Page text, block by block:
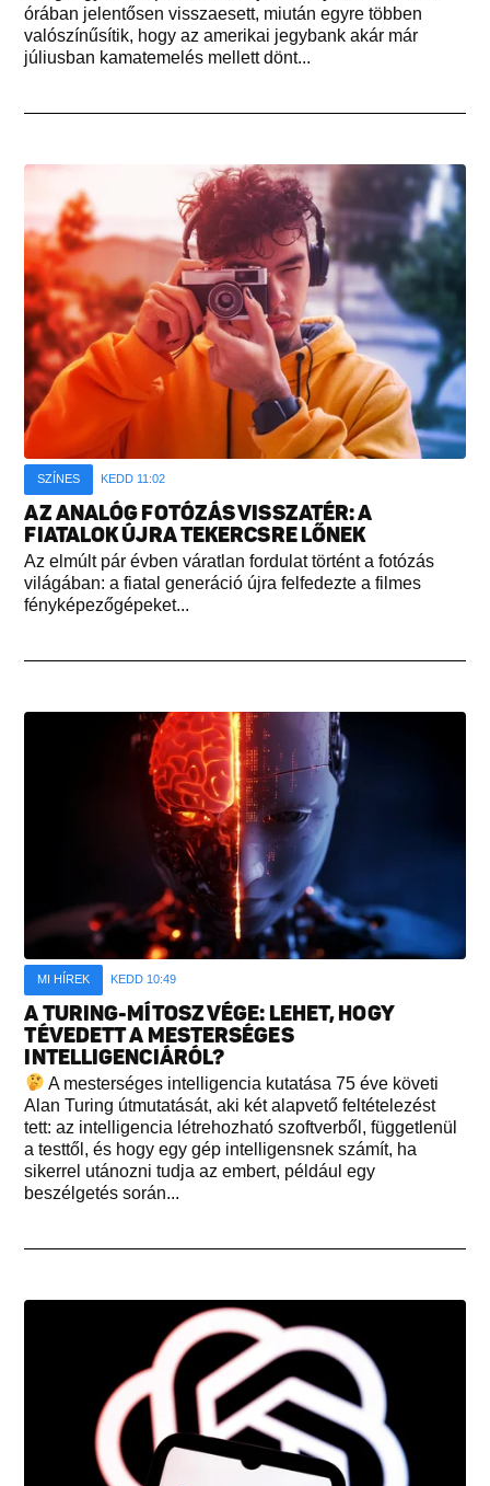
órában jelentősen visszaesett, miután egyre többen
valószínűsítik, hogy az amerikai jegybank akár már
júliusban kamatemelés mellett dönt...
SZÍNES KEDD 11:02
AZ ANALÓG FOTÓZÁS VISSZATÉR: A
FIATALOK ÚJRA TEKERCSRE LŐNEK
Az elmúlt pár évben váratlan fordulat történt a fotózás
világában: a fiatal generáció újra felfedezte a filmes
fényképezőgépeket...
MI HÍREK KEDD 10:49
A TURING-MÍTOSZ VÉGE: LEHET, HOGY
TÉVEDETT A MESTERSÉGES
INTELLIGENCIÁRÓL?
A mesterséges intelligencia kutatása 75 éve követi
Alan Turing útmutatását, aki két alapvető feltételezést
tett: az intelligencia létrehozható szoftverből, függetlenül
a testtől, és hogy egy gép intelligensnek számít, ha
sikerrel utánozni tudja az embert, például egy
beszélgetés során...